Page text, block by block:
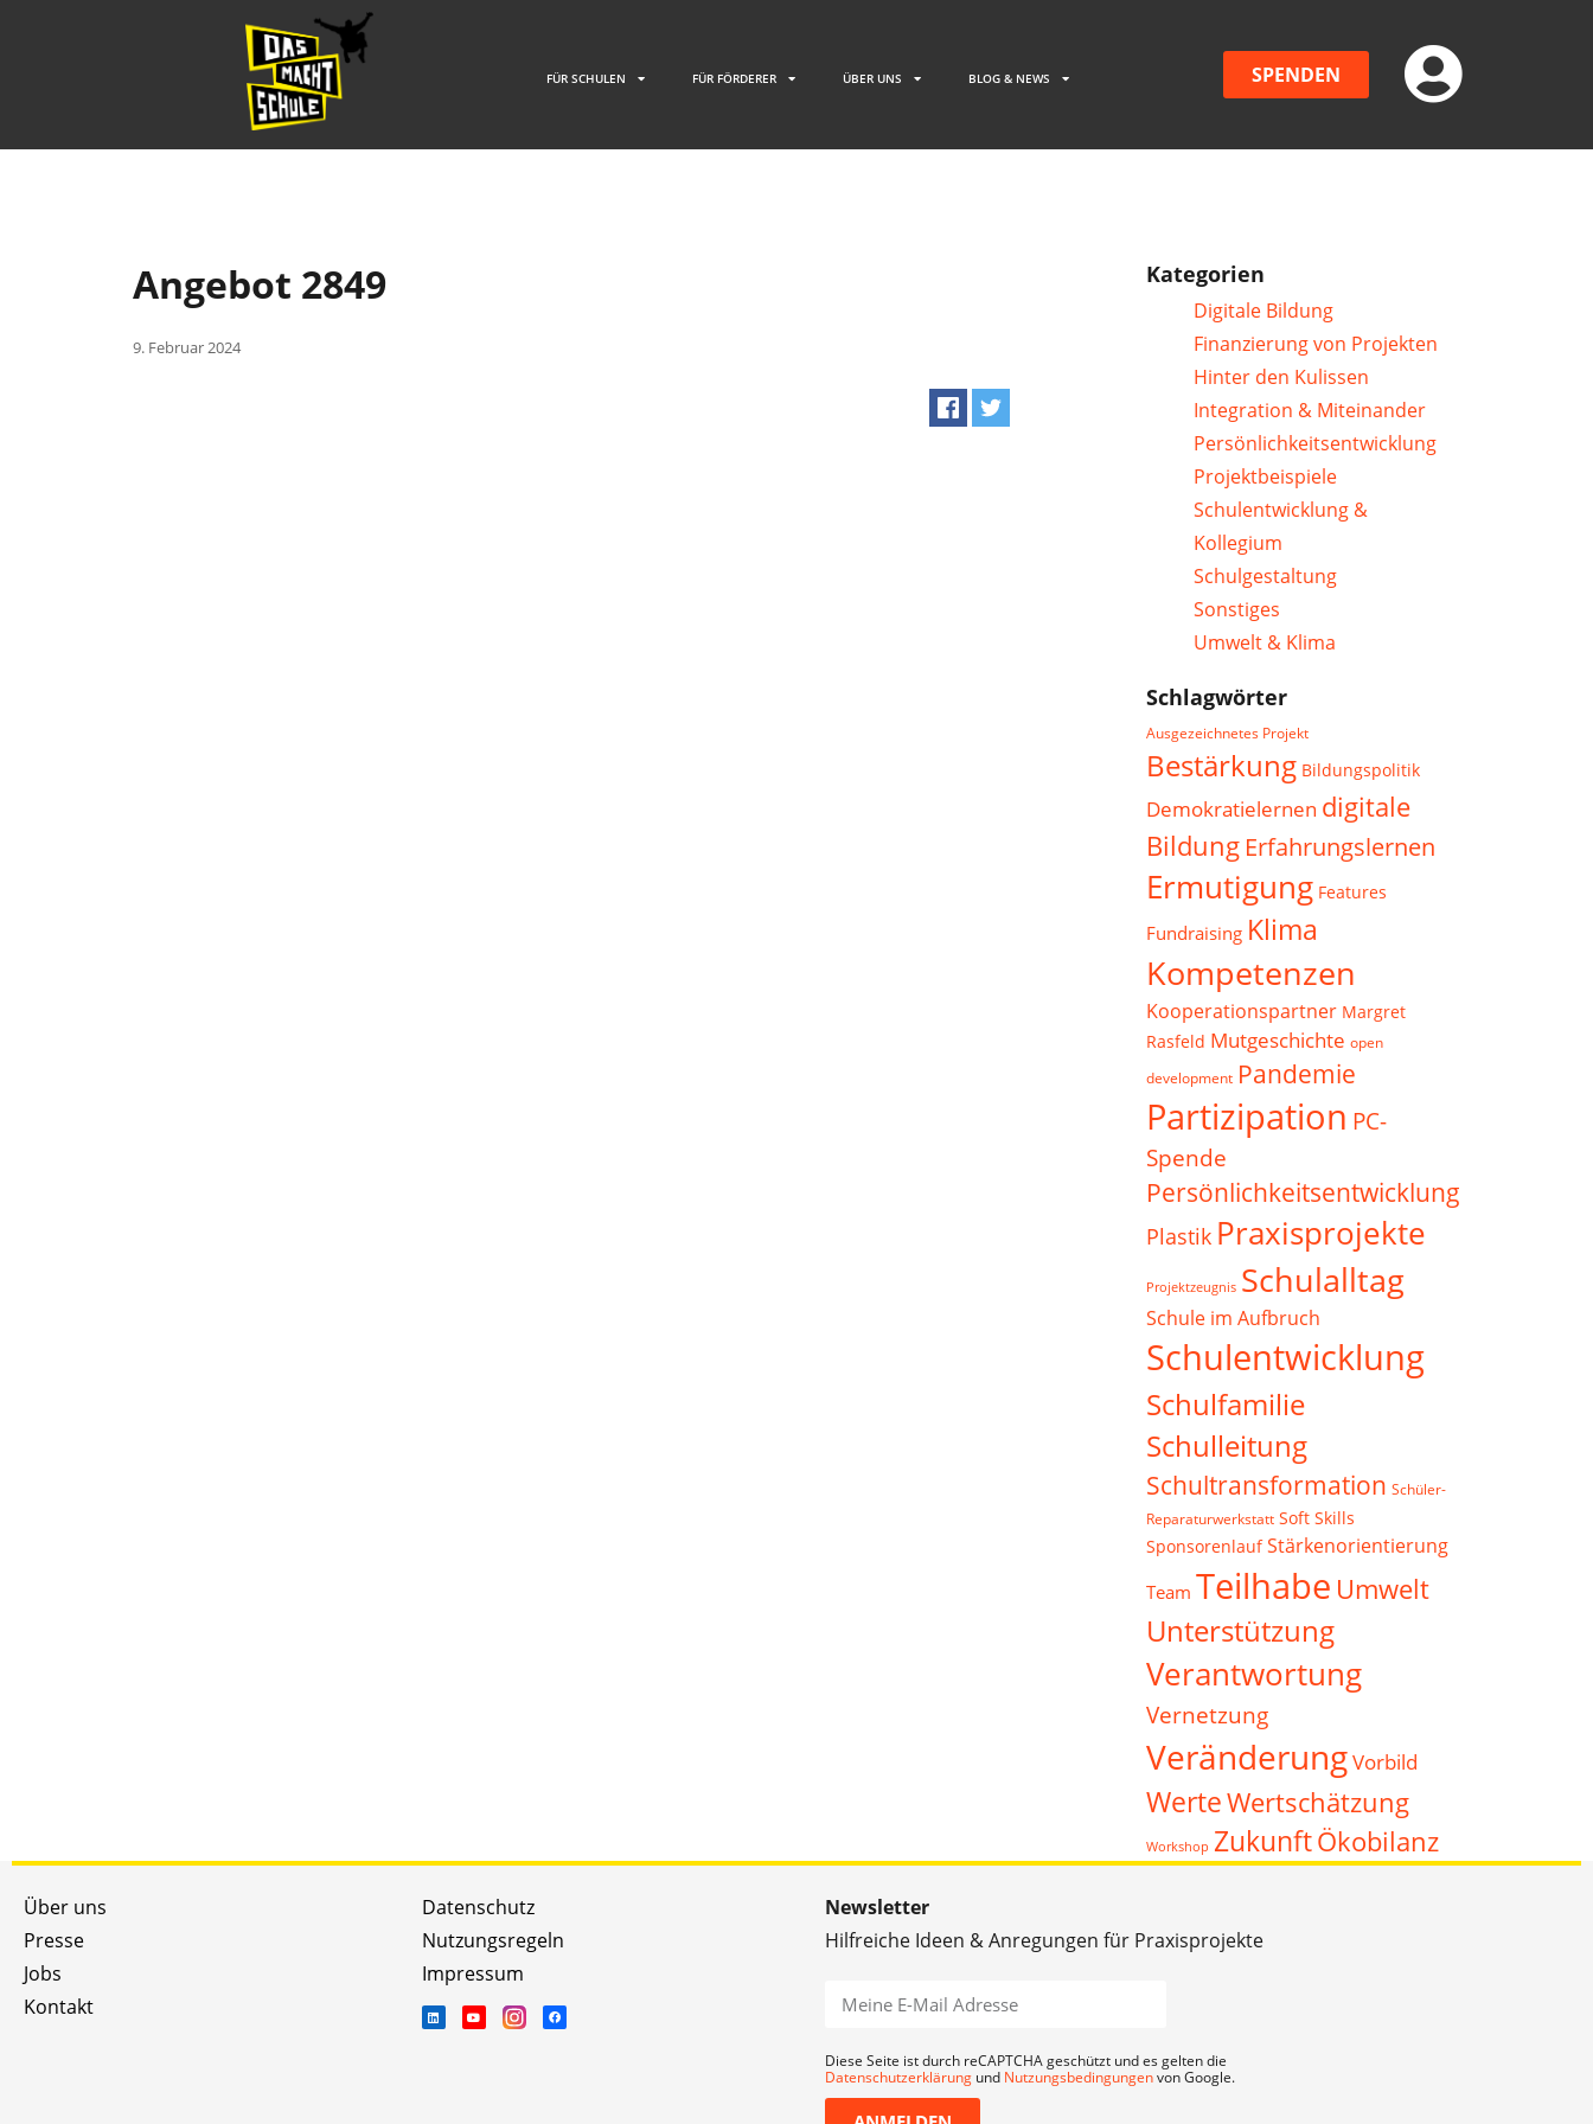
FÜR SCHULEN FÜR FÖRDERER ÜBER UNS BLOG & NEWS SPENDEN
Angebot 2849
9. Februar 2024
Kategorien
Digitale Bildung
Finanzierung von Projekten
Hinter den Kulissen
Integration & Miteinander
Persönlichkeitsentwicklung
Projektbeispiele
Schulentwicklung &
Kollegium
Schulgestaltung
Sonstiges
Umwelt & Klima
Schlagwörter
Ausgezeichnetes Projekt
Bestärkung Bildungspolitik
Demokratielernen digitale
Bildung Erfahrungslernen
Ermutigung Features
Fundraising Klima
Kompetenzen
Kooperationspartner Margret
Rasfeld Mutgeschichte open
development Pandemie
Partizipation PC-
Spende
Persönlichkeitsentwicklung
Plastik Praxisprojekte
Projektzeugnis Schulalltag
Schule im Aufbruch
Schulentwicklung
Schulfamilie
Schulleitung
Schultransformation Schüler-
Reparaturwerkstatt Soft Skills
Sponsorenlauf Stärkenorientierung
Team Teilhabe Umwelt
Unterstützung
Verantwortung
Vernetzung
VeränderungVorbild
WerteWertschätzung
Workshop ZukunftÖkobilanz
Über uns
Presse
Jobs
Kontakt
Datenschutz
Nutzungsregeln
Impressum
Newsletter
Hilfreiche Ideen & Anregungen für Praxisprojekte
Diese Seite ist durch reCAPTCHA geschützt und es gelten die
Datenschutzerklärung und Nutzungsbedingungenvon Google.